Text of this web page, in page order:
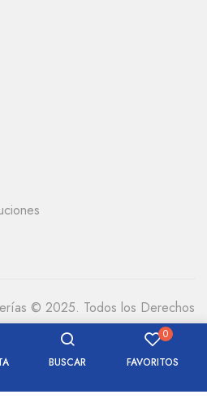
BUSCAR
0
FAVORITOS
© 2025. Todos los Derechos